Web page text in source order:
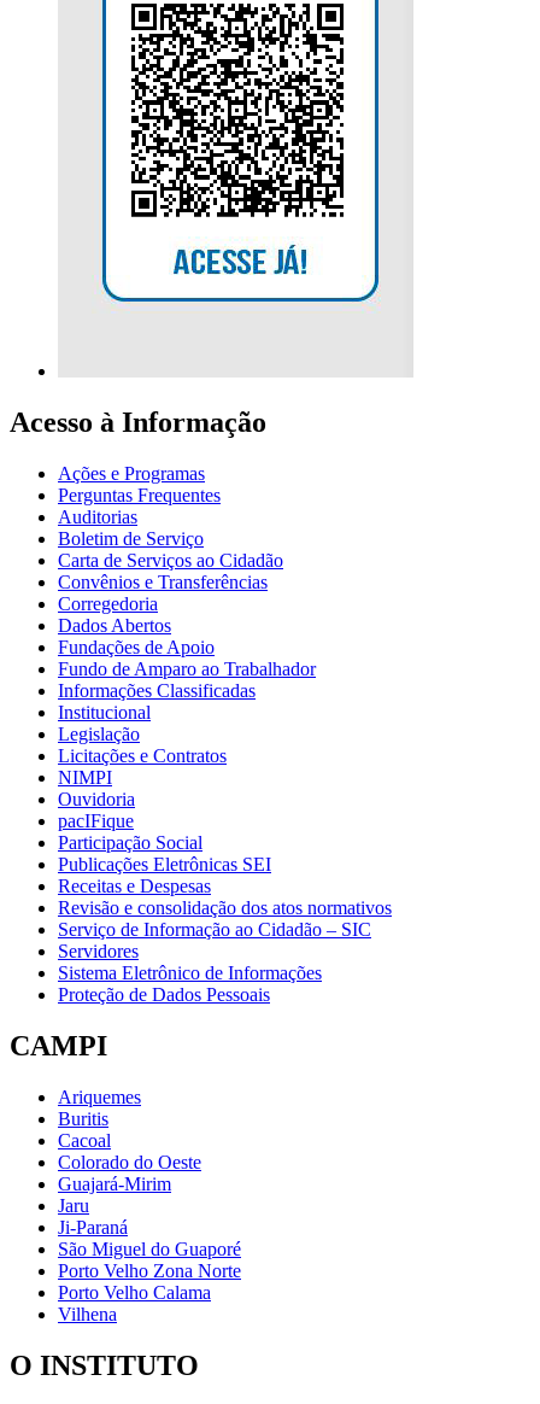
Acesso à Informação
Ações e Programas
Perguntas Frequentes
Auditorias
Boletim de Serviço
Carta de Serviços ao Cidadão
Convênios e Transferências
Corregedoria
Dados Abertos
Fundações de Apoio
Fundo de Amparo ao Trabalhador
Informações Classificadas
Institucional
Legislação
Licitações e Contratos
NIMPI
Ouvidoria
pacIFique
Participação Social
Publicações Eletrônicas SEI
Receitas e Despesas
Revisão e consolidação dos atos normativos
Serviço de Informação ao Cidadão – SIC
Servidores
Sistema Eletrônico de Informações
Proteção de Dados Pessoais
CAMPI
Ariquemes
Buritis
Cacoal
Colorado do Oeste
Guajará-Mirim
Jaru
Ji-Paraná
São Miguel do Guaporé
Porto Velho Zona Norte
Porto Velho Calama
Vilhena
O INSTITUTO